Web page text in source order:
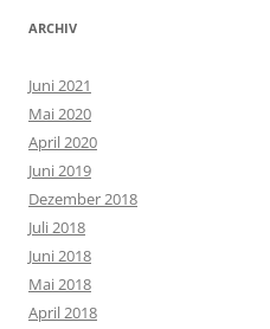
ARCHIV
Juni 2021
Mai 2020
April 2020
Juni 2019
Dezember 2018
Juli 2018
Juni 2018
Mai 2018
April 2018